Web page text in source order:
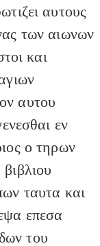
αυτους
των αιωνων
και
αυτου
εν
ο τηρων
ταυτα και
επεσα
του